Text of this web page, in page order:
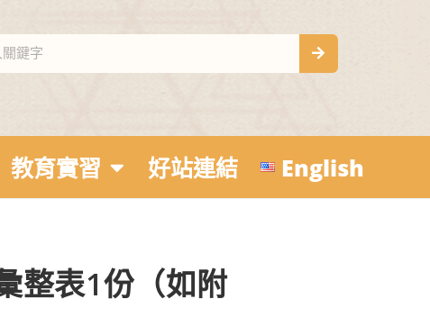
教育實習 好站連結 English
整表1份（如附